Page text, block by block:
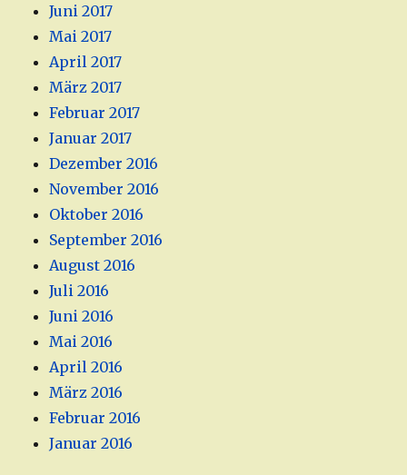
Juni 2017
Mai 2017
April 2017
März 2017
Februar 2017
Januar 2017
Dezember 2016
November 2016
Oktober 2016
September 2016
August 2016
Juli 2016
Juni 2016
Mai 2016
April 2016
März 2016
Februar 2016
Januar 2016